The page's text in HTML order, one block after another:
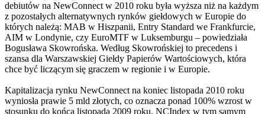
debiutów na NewConnect w 2010 roku była wyższa niż na każdym
z pozostałych alternatywnych rynków giełdowych w Europie do
których należą: MAB w Hiszpanii, Entry Standard we Frankfurcie,
AIM w Londynie, czy EuroMTF w Luksemburgu – powiedziała
Bogusława Skowrońska. Według Skowrońskiej to precedens i
szansa dla Warszawskiej Giełdy Papierów Wartościowych, która
chce być liczącym się graczem w regionie i w Europie.
Kapitalizacja rynku NewConnect na koniec listopada 2010 roku
wyniosła prawie 5 mld złotych, co oznacza ponad 100% wzrost w
stosunku do końca listopada 2009 roku. NCIndex w tym samym